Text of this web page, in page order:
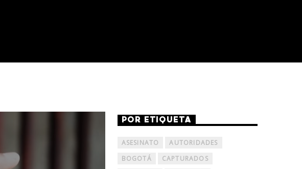
POR ETIQUETA
ASESINATO
AUTORIDADES
BOGOTÁ
CAPTURADOS